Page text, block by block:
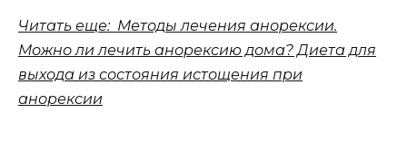
Читать еще: Методы лечения анорексии.
Можно ли лечить анорексию дома? Диета для
выхода из состояния истощения при
анорексии